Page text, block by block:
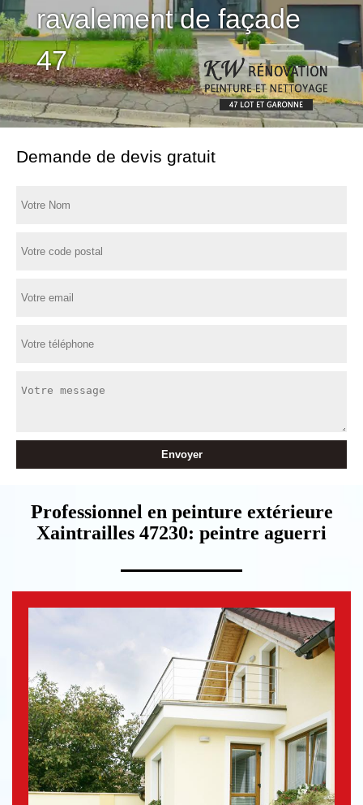
ravalement de façade
47
Demande de devis gratuit
Professionnel en peinture extérieure
Xaintrailles 47230: peintre aguerri